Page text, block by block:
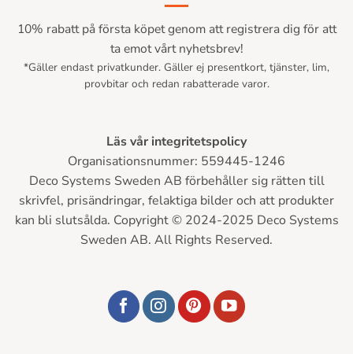
10% rabatt på första köpet genom att registrera dig för att
ta emot vårt nyhetsbrev!
*Gäller endast privatkunder. Gäller ej presentkort, tjänster, lim,
provbitar och redan rabatterade varor.
Läs vår integritetspolicy
Organisationsnummer: 559445-1246
Deco Systems Sweden AB förbehåller sig rätten till
skrivfel, prisändringar, felaktiga bilder och att produkter
kan bli slutsålda. Copyright © 2024-2025 Deco Systems
Sweden AB. All Rights Reserved.